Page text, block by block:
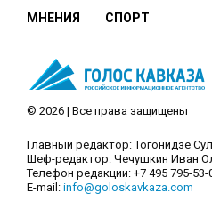
МНЕНИЯ СПОРТ
© 2026 | Все права защищены
Главный редактор: Тогонидзе
Шеф-редактор: Чечушкин Иван
Телефон редакции: +7 495 795-53-
E-mail: info@goloskavkaza.com